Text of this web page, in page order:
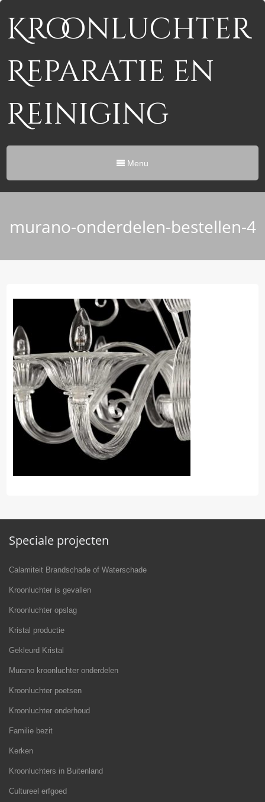
Kroonluchter
Reparatie en
Reiniging
Menu
murano-onderdelen-bestellen-4
Speciale projecten
Calamiteit Brandschade of Waterschade
Kroonluchter is gevallen
Kroonluchter opslag
Kristal productie
Gekleurd Kristal
Murano kroonluchter onderdelen
Kroonluchter poetsen
Kroonluchter onderhoud
Familie bezit
Kerken
Kroonluchters in Buitenland
Cultureel erfgoed